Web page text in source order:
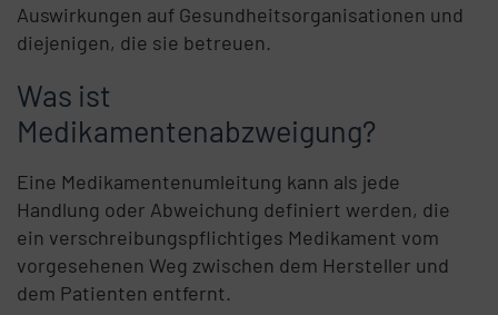
Auswirkungen auf Gesundheitsorganisationen und
diejenigen, die sie betreuen.
Was ist
Medikamentenabzweigung?
Eine Medikamentenumleitung kann als jede
Handlung oder Abweichung definiert werden, die
ein verschreibungspflichtiges Medikament vom
vorgesehenen Weg zwischen dem Hersteller und
dem Patienten entfernt.